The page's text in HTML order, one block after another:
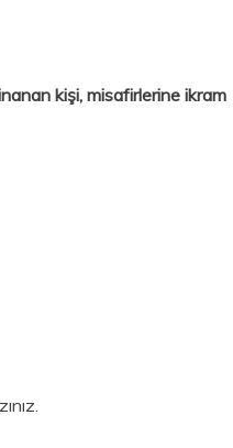
kişi, misafirlerine ikram